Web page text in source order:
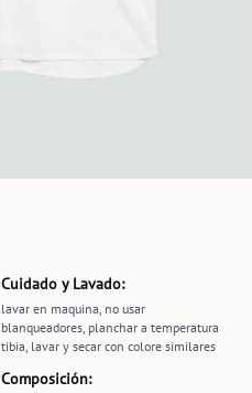
Cuidado y Lavado:
lavar en maquina, no usar
blanqueadores, planchar a temperatura
tibia, lavar y secar con colore similares
Composición: